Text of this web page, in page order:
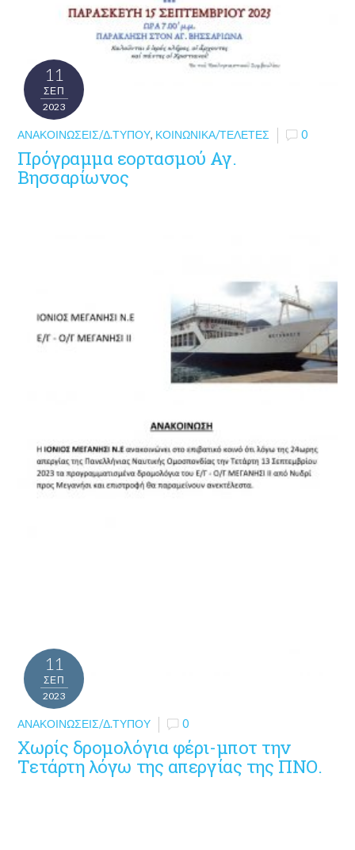
11
ΣΕΠ
2023
ΑΝΑΚΟΙΝΏΣΕΙΣ/Δ.ΤΎΠΟΥ, ΚΟΙΝΩΝΙΚΆ/ΤΕΛΕΤΈΣ 0
Πρόγραμμα εορτασμού Αγ.
Βησσαρίωνος
11
ΣΕΠ
2023
ΑΝΑΚΟΙΝΏΣΕΙΣ/Δ.ΤΎΠΟΥ 0
Χωρίς δρομολόγια φέρι-μποτ την
Τετάρτη λόγω της απεργίας της ΠΝΟ.